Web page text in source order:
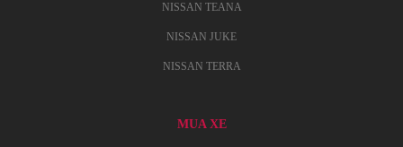
NISSAN TEANA
NISSAN JUKE
NISSAN TERRA
MUA XE